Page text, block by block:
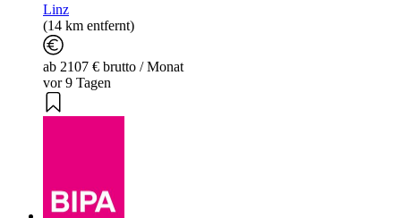
Linz
(14 km entfernt)
ab 2107 € brutto / Monat
vor 9 Tagen